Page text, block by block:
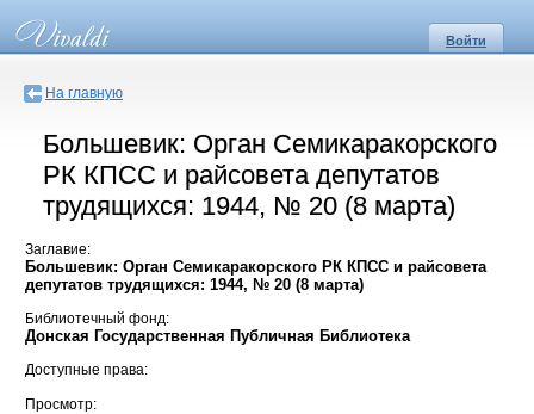
Войти
На главную
Большевик: Орган Семикаракорского
РК КПСС и райсовета депутатов
трудящихся: 1944, № 20 (8 марта)
Заглавие:
Большевик: Орган Семикаракорского РК КПСС и райсовета
депутатов трудящихся: 1944, № 20 (8 марта)
Библиотечный фонд:
Донская Государственная Публичная Библиотека
Доступные права:
Просмотр: